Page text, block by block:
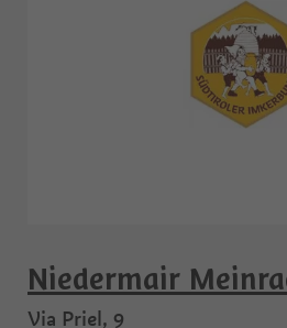
Niedermair
Via Priel, 9